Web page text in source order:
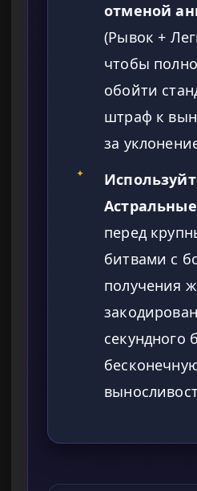
отменой
(Рывок +
чтобы
обойти
штраф к
за
✦
перед
битвами с
получения
секундного